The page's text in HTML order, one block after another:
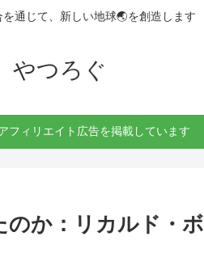
通じて、新しい地球🌏を創造します
やつろぐ
フィリエイト広告を掲載しています
か：リカルド・ボ